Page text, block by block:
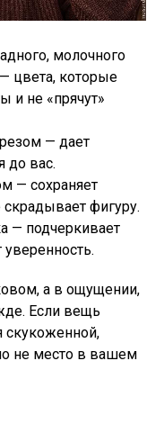
молочного
цвета, которые
и не «прячут»
— дает
до вас.
— сохраняет
скрадывает фигуру.
— подчеркивает
а в ощущении,
Если вещь
скукоженной,
не место в вашем